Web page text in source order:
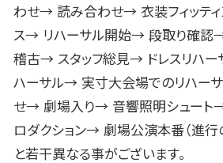
わせ→ 読み合わせ→ 衣装フィッティ
ス→ リハーサル開始→ 段取り確認
稽古→ スタッフ総見→ ドレスリハー
ハーサル→ 実寸大会場でのリハー
せ→ 劇場入り→ 音響照明シュート
ロダクション→ 劇場公演本番（進行
と若干異なる事がございます。